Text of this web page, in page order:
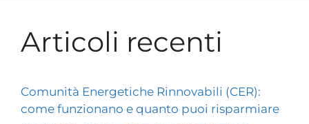
Articoli recenti
Comunità Energetiche Rinnovabili (CER):
come funzionano e quanto puoi risparmiare